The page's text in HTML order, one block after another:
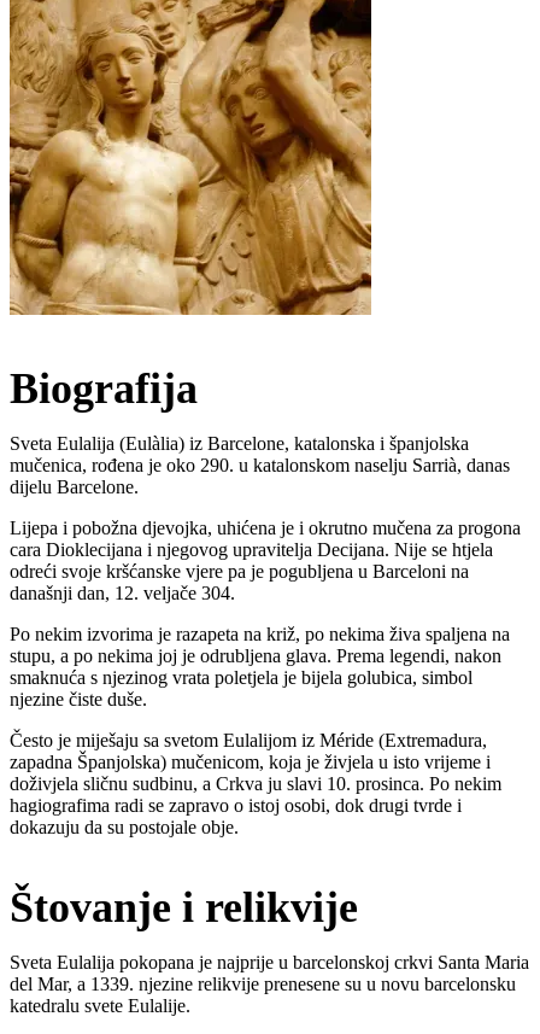
Biografija
Sveta Eulalija (Eulàlia) iz Barcelone, katalonska i španjolska
mučenica, rođena je oko 290. u katalonskom naselju Sarrià, danas
dijelu Barcelone.
Lijepa i pobožna djevojka, uhićena je i okrutno mučena za progona
cara Dioklecijana i njegovog upravitelja Decijana. Nije se htjela
odreći svoje kršćanske vjere pa je pogubljena u Barceloni na
današnji dan, 12. veljače 304.
Po nekim izvorima je razapeta na križ, po nekima živa spaljena na
stupu, a po nekima joj je odrubljena glava. Prema legendi, nakon
smaknuća s njezinog vrata poletjela je bijela golubica, simbol
njezine čiste duše.
Često je miješaju sa svetom Eulalijom iz Méride (Extremadura,
zapadna Španjolska) mučenicom, koja je živjela u isto vrijeme i
doživjela sličnu sudbinu, a Crkva ju slavi 10. prosinca. Po nekim
hagiografima radi se zapravo o istoj osobi, dok drugi tvrde i
dokazuju da su postojale obje.
Štovanje i relikvije
Sveta Eulalija pokopana je najprije u barcelonskoj crkvi Santa Maria
del Mar, a 1339. njezine relikvije prenesene su u novu barcelonsku
katedralu svete Eulalije.